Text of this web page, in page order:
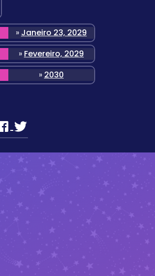
» Janeiro 23, 2029
» Fevereiro, 2029
» 2030